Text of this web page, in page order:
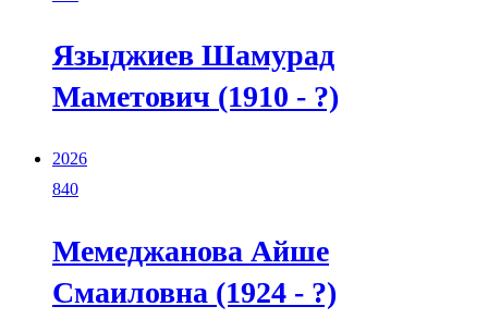
Языджиев Шамурад
Маметович (1910 - ?)
2026
840
Мемеджанова Айше
Смаиловна (1924 - ?)